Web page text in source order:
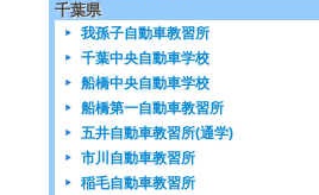
千葉県
我孫子自動車教習所
千葉中央自動車学校
船橋中央自動車学校
船橋第一自動車教習所
五井自動車教習所(通学)
市川自動車教習所
稲毛自動車教習所